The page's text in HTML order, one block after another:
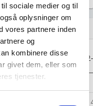
sociale medier og til
oplysninger om
vores partnere inden
og
kombinere disse
givet dem, eller som
tjenester.
2024-12 2023-12